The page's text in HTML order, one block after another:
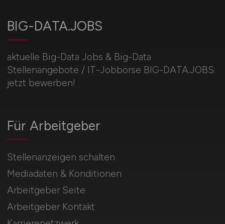
BIG-DATA.JOBS
aktuelle Big-Data Jobs & Big-Data
Stellenangebote / IT-Jobbörse BIG-DATA.JOBS:
jetzt bewerben!
Für Arbeitgeber
Stellenanzeigen schalten
Mediadaten & Konditionen
Arbeitgeber Seite
Arbeitgeber Kontakt